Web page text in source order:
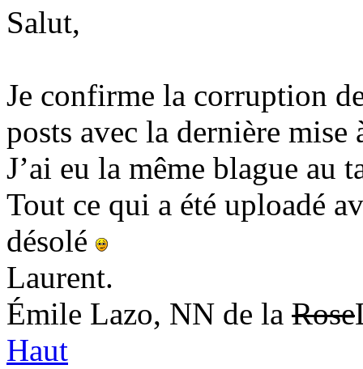
Salut,
Je confirme la corruption
posts avec la dernière
J’ai eu la même blague
Tout ce qui a été uploadé
désolé
Laurent.
Émile Lazo, NN de la Rose
Haut